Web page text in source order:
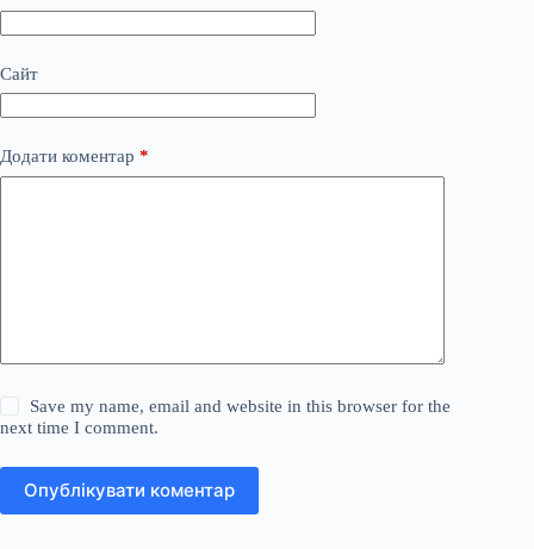
Сайт
Додати коментар *
Save my name, email and website in this browser for the
next time I comment.
Опублікувати коментар